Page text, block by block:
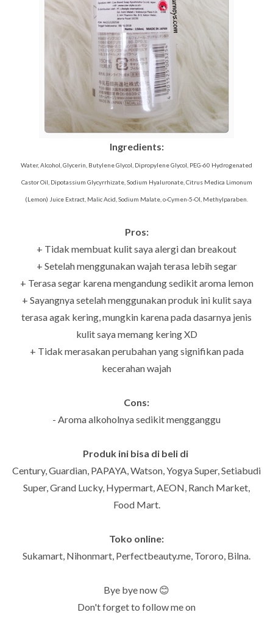
Ingredients:
Water, Alcohol, Glycerin, Butylene Glycol, Dipropylene Glycol, PEG-60 Hydrogenated
Castor Oil, Dipotassium Glycyrrhizate, Sodium Hyaluronate, Citrus Medica Limonum
(Lemon) Juice Extract, Malic Acid, Sodium Malate, o-Cymen-5-Ol, Methylparaben.
Pros:
+ Tidak membuat kulit saya alergi dan breakout
+ Setelah menggunakan wajah terasa lebih segar
+ Terasa segar karena mengandung sedikit aroma lemon
+ Sayangnya setelah menggunakan produk ini kulit saya
terasa agak kering, mungkin karena pada dasarnya jenis
kulit saya memang kering XD
+ Tidak merasakan perubahan yang signifikan pada
kecerahan wajah
Cons:
- Aroma alkoholnya sedikit mengganggu
Produk ini bisa di beli di
Century, Guardian, PAPAYA, Watson, Yogya Super, Setiabudi
Super, Grand Lucky, Hypermart, AEON, Ranch Market,
Food Mart.
Toko online:
Sukamart, Nihonmart, Perfectbeauty.me, Tororo, Bilna.
Bye bye now 😊
Don't forget to follow me on